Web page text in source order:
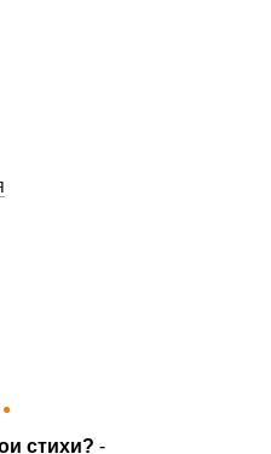
стихи? -